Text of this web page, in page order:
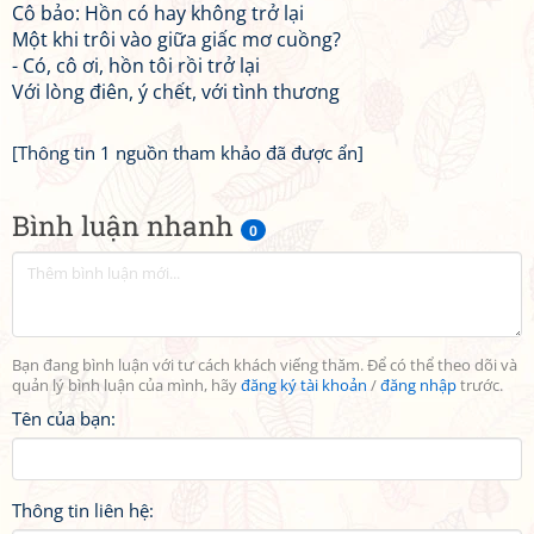
Bình luận nhanh 0
Bạn đang bình luận với tư cách khách viếng thăm. Để có thể theo dõi và
quản lý bình luận của mình, hãyđăng ký tài khoản /đăng nhậptrước.
Tên của bạn:
Thông tin liên hệ:
Cô bảo: Hồn có hay không trở lại
Một khi trôi vào giữa giấc mơ cuồng?
- Có, cô ơi, hồn tôi rồi trở lại
Với lòng điên, ý chết, với tình thương
[Thông tin 1 nguồn tham khảo đã được ẩn]